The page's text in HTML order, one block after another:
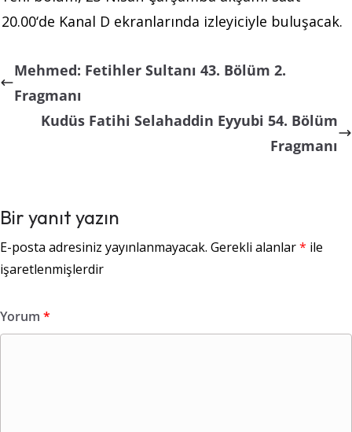
20.00‘de Kanal D ekranlarında izleyiciyle buluşacak.
Mehmed: Fetihler Sultanı 43. Bölüm 2.
Fragmanı
Kudüs Fatihi Selahaddin Eyyubi 54. Bölüm
Fragmanı
Bir yanıt yazın
E-posta adresiniz yayınlanmayacak. Gerekli alanlar* ile
işaretlenmişlerdir
Yorum *